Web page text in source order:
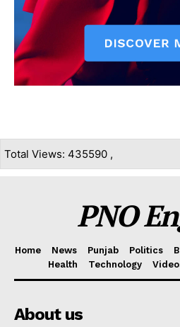
Total Views: 435590 ,
PNO
Home News Punjab Politics
Health
Technology
About us